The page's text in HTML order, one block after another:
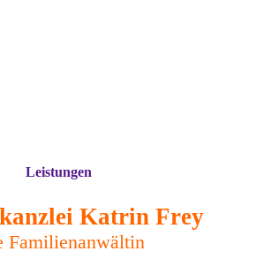
Katrin Frey
Familienanwältin
Leistungen